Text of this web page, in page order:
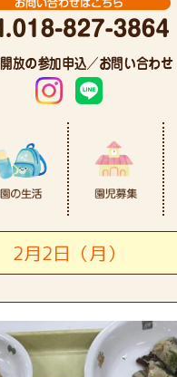
2月2日（月）